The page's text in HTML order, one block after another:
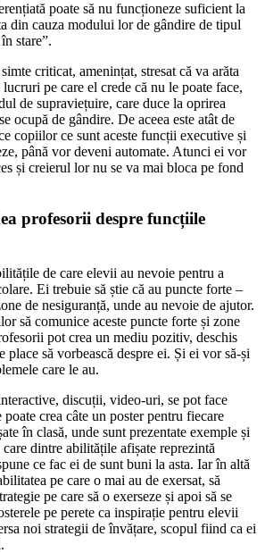
poate să nu funcționeze suficient la
din cauza modului lor de gândire de tipul
stare”.
criticat, amenințat, stresat că va arăta
pe care el crede că nu le poate face,
de supraviețuire, care duce la oprirea
ocupă de gândire. De aceea este atât de
copiilor ce sunt aceste funcții executive și
până vor deveni automate. Atunci ei vor
și creierul lor nu se va mai bloca pe fond
profesorii despre funcțiile
de care elevii au nevoie pentru a
Ei trebuie să știe că au puncte forte –
de nesiguranță, unde au nevoie de ajutor.
să comunice aceste puncte forte și zone
pot crea un mediu pozitiv, deschis
să vorbească despre ei. Și ei vor să-și
care le au.
discuții, video-uri, se pot face
poate crea câte un poster pentru fiecare
în clasă, unde sunt prezentate exemple și
dintre abilitățile afișate reprezintă
ce fac ei de sunt buni la asta. Iar în altă
pe care o mai au de exersat, să
pe care să o exerseze și apoi să se
pe perete ca inspirație pentru elevii
noi strategii de învățare, scopul fiind ca ei